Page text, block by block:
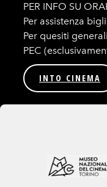
PER INFO SU
Per assistenza
Per quesiti
PEC
INTO CINEMA
Tutte le immagini